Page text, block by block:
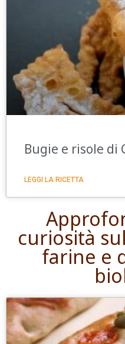
Bugie e risole di
LEGGI LA RICETTA
curiosità
farine e